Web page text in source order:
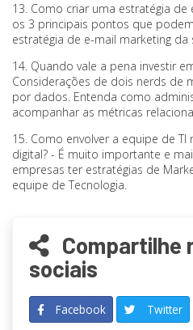
13. Como criar uma estratégia de
os 3 principais pontos que
estratégia de e-mail marketing da
14. Quando vale a pena investir
Considerações de dois nerds de
por dados. Entenda como
acompanhar as métricas
15. Como envolver a equipe de
digital? - É muito importante e
empresas ter estratégias de
equipe de Tecnologia.
Compartilhe
sociais
Facebook Twitter